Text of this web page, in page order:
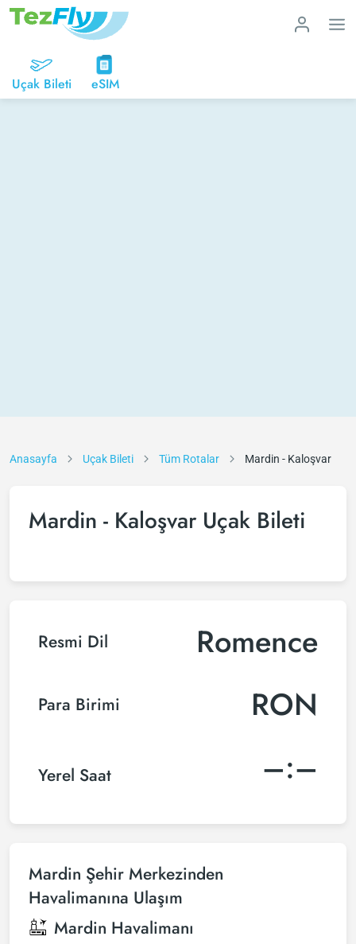
Uçak Bileti eSIM
Anasayfa Uçak Bileti Tüm Rotalar Mardin - Kaloşvar
Mardin - Kaloşvar Uçak Bileti
Resmi Dil Romence
Para Birimi RON
Yerel Saat –:–
Mardin Şehir Merkezinden
Havalimanına Ulaşım
Mardin Havalimanı